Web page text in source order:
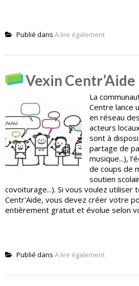
Publié dans A lire également
Vexin Centr’Aide
La
Centre lance
en réseau
acteurs
sont à
partage de
musique...),
de coups de
soutien
covoiturage...). Si vous voulez utiliser
Centr'Aide, vous devez créer votre
entièrement gratuit et évolue selon
Publié dans A lire également